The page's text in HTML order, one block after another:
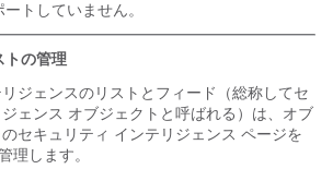
トしていません。
トの管理
ジェンスのリストとフィード（総称してセ
ェンス オブジェクトと呼ばれる）は、オブ
セキュリティ インテリジェンス ページを
理します。